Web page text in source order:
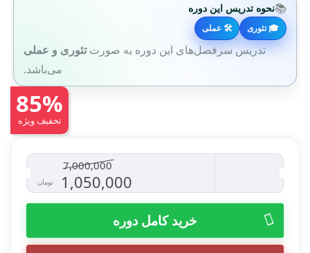
📚نحوه تدریس این دوره
🎓 تئوری 🛠 عملی
تدریس سرفصل‌های این دوره به صورتتئوری و عملی
می‌باشد.
85%
تخفیف ویژه
7,000,000قیمت
اصلی
7,000,000 تومان
1,050,000 تومان
قیمت
فعلی
خرید کامل دوره